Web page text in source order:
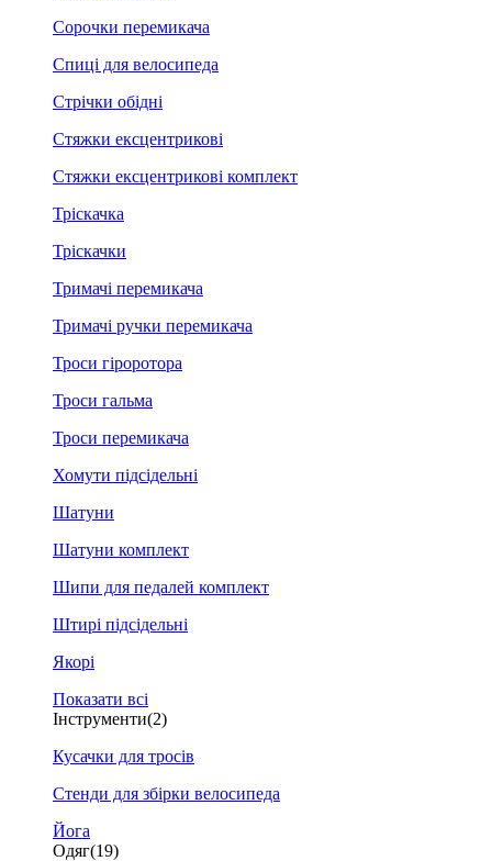
Сорочки перемикача
Спиці для велосипеда
Стрічки обідні
Стяжки ексцентрикові
Стяжки ексцентрикові комплект
Тріскачка
Тріскачки
Тримачі перемикача
Тримачі ручки перемикача
Троси гіроротора
Троси гальма
Троси перемикача
Хомути підсідельні
Шатуни
Шатуни комплект
Шипи для педалей комплект
Штирі підсідельні
Якорі
Показати всі
Інструменти(2)
Кусачки для тросів
Стенди для збірки велосипеда
Йога
Одяг(19)